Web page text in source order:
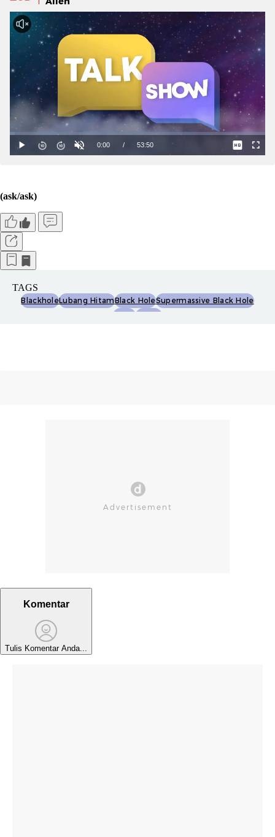
(ask/ask)
TAGS
BlackholeLubang HitamBlack HoleSupermassive Black Hole
Komentar
Tulis Komentar Anda...